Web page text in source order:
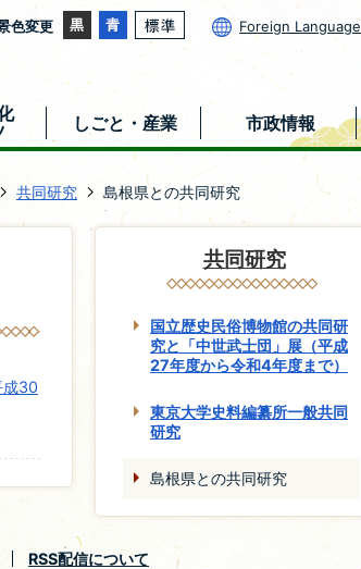
色変更 Foreign Language
しごと・産業 市政情報
共同研究 島根県との共同研究
成30
共同研究
国立歴史民俗博物館の共同研
究と「中世武士団」展（平成
27年度から令和4年度まで）
東京大学史料編纂所一般共同
研究
島根県との共同研究
RSS配信について